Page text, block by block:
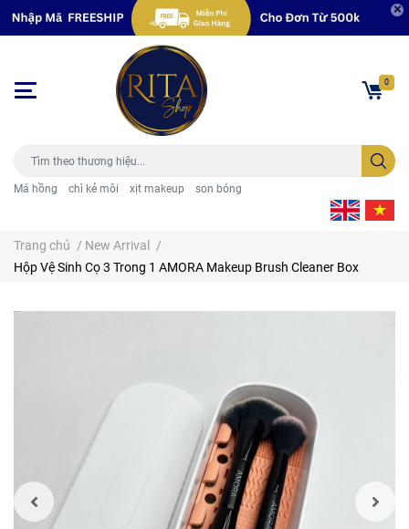
Má hồng chì kẻ môi xịt makeup son bóng
0
Trang chủ / New Arrival
/
Hộp Vệ Sinh Cọ 3 Trong 1 AMORA Makeup Brush Cleaner Box